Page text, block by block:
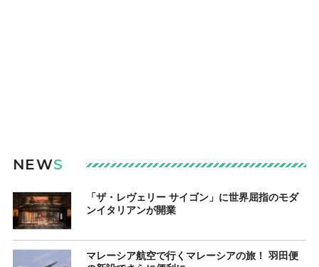
NEWS
「ザ・レヴェリー サイゴン」に世界屈指のモダ
ンイタリアンが開業
マレーシア航空で行くマレーシアの旅！ 羽田便